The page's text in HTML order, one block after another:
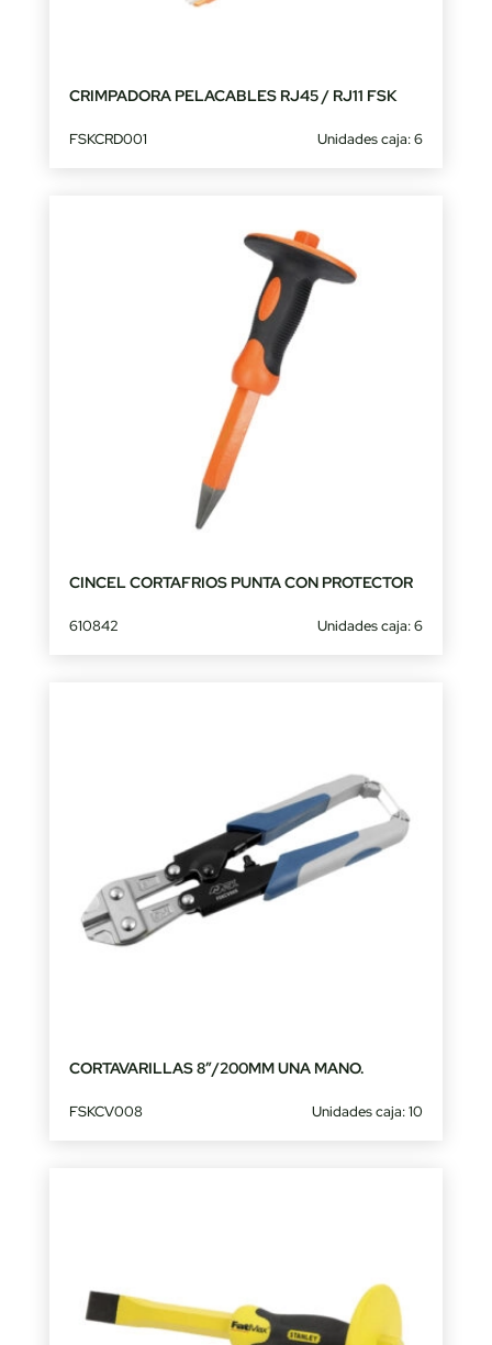
CRIMPADORA PELACABLES RJ45 / RJ11 FSK
FSKCRD001 Unidades caja: 6
CINCEL CORTAFRIOS PUNTA CON PROTECTOR
610842 Unidades caja: 6
CORTAVARILLAS 8″/200MM UNA MANO.
FSKCV008 Unidades caja: 10